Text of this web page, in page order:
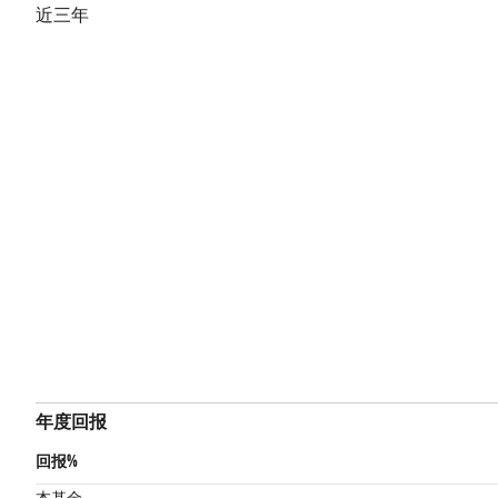
近三年
年度回报
回报%